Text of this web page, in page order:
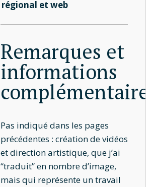
régional et web
Remarques et
informations
Pas indiqué dans les pages
précédentes : création de vidéos
et direction artistique, que j’ai
“traduit” en nombre d’image,
mais qui représente un travail